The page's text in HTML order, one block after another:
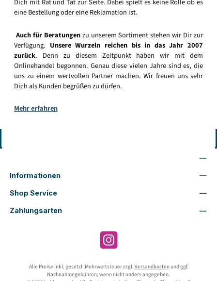
Dich mit Rat und Tat zur Seite. Dabei spielt es keine Rolle ob es
eine Bestellung oder eine Reklamation ist.
Auch für Beratungenzu unserem Sortiment stehen wir Dir zur
Verfügung. Unsere Wurzeln reichen bis in das Jahr 2007
zurück. Denn zu diesem Zeitpunkt haben wir mit dem
Onlinehandel begonnen. Genau diese vielen Jahre sind es, die
uns zu einem wertvollen Partner machen. Wir freuen uns sehr
Dich als Kunden begrüßen zu dürfen.
Mehr erfahren
Informationen
Shop Service
Zahlungsarten
Instagram
Alle Preise inkl. gesetzl. Mehrwertsteuer zzgl. Versandkostenund ggf.
Nachnahmegebühren, wenn nicht anders angegeben.